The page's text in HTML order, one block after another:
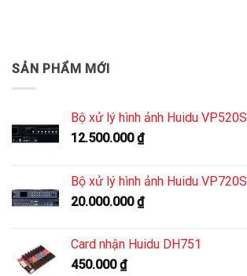
SẢN PHẨM MỚI
Bộ xử lý hình ảnh Huidu VP520S
12.500.000₫
Bộ xử lý hình ảnh Huidu VP720S
20.000.000₫
Card nhận Huidu DH751
450.000₫